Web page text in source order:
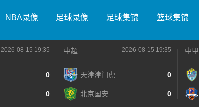
NBA录像 足球录像 足球集锦 篮球集锦
2026-08-15 19:35
0
0
中超 2026-08-15 19:35
天津津门虎 0
北京国安 0
中甲